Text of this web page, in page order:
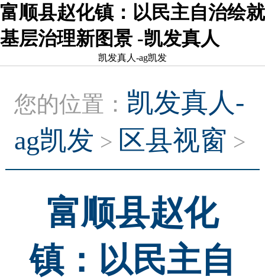
富顺县赵化镇：以民主自治绘就
基层治理新图景 -凯发真人
凯发真人-ag凯发
您的位置： 凯发真人-
ag凯发 > 区县视窗 >
富顺县赵化
镇：以民主自